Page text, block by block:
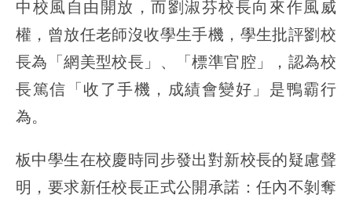
中校風自由開放，而劉淑芬校長向來作風威
權，曾放任老師沒收學生手機，學生批評劉校
長為「網美型校長」、「標準官腔」，認為校
長篤信「收了手機，成績會變好」是鴨霸行
為。
板中學生在校慶時同步發出對新校長的疑慮聲
明，要求新任校長正式公開承諾：任內不剝奪